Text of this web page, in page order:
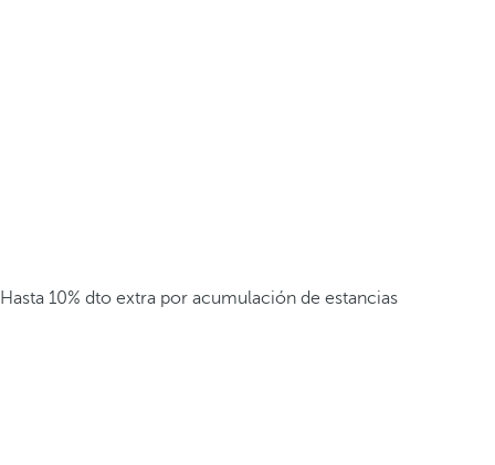
Hasta 10% dto extra por acumulación de estancias